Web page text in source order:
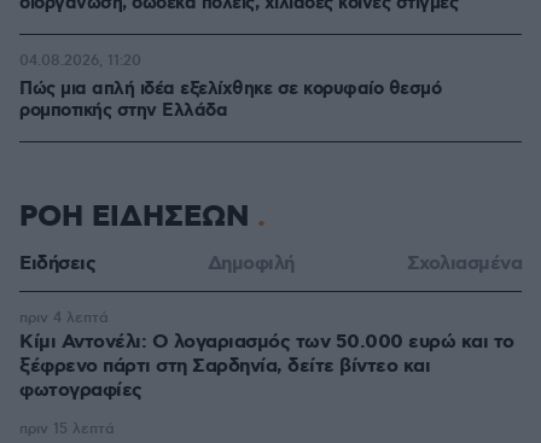
Πώς μια απλή ιδέα εξελίχθηκε σε κορυφαίο θεσμό
ρομποτικής στην Ελλάδα
04.08.2026, 11:20
ΡΟΗ ΕΙΔΗΣΕΩΝ
Ειδήσεις Δημοφιλή Σχολιασμένα
Κίμι Αντονέλι: Ο λογαριασμός των 50.000 ευρώ και το
ξέφρενο πάρτι στη Σαρδηνία, δείτε βίντεο και
φωτογραφίες
πριν 4 λεπτά
πριν 15 λεπτά